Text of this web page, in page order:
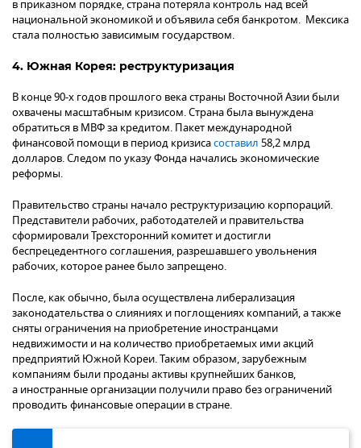
в приказном порядке, страна потеряла контроль над всей
национальной экономикой и объявила себя банкротом. Мексика
стала полностью зависимым государством.
4. Южная Корея: реструктуризация
В конце 90-х годов прошлого века страны Восточной Азии были
охвачены масштабным кризисом. Страна была вынуждена
обратиться в МВФ за кредитом. Пакет международной
финансовой помощи в период кризисасоставил 58,2 млрд
долларов. Следом по указу Фонда начались экономические
реформы.
Правительство страны начало реструктуризацию корпораций.
Представители рабочих, работодателей и правительства
сформировали Трехсторонний комитет и достигли
беспрецедентного соглашения, разрешавшего увольнения
рабочих, которое ранее было запрещено.
После, как обычно, была осуществлена либерализация
законодательства о слияниях и поглощениях компаний, а также
сняты ограничения на приобретение иностранцами
недвижимости и на количество приобретаемых ими акций
предприятий Южной Кореи. Таким образом, зарубежным
компаниям были проданы активы крупнейших банков,
а иностранные организации получили право без ограничений
проводить финансовые операции в стране.